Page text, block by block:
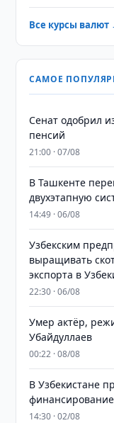
Все курсы валют
САМОЕ
Сенат одобрил
пенсий
21:00 · 07/08
В Ташкенте
двухэтапную
14:49 · 06/08
Узбекским
выращивать
экспорта в
22:30 · 06/08
Умер актёр,
Убайдуллаев
00:22 · 08/08
В Узбекистане
14:30 · 02/08